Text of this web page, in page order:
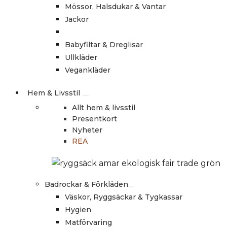
Mössor, Halsdukar & Vantar
Jackor
Babyfiltar & Dreglisar
Ullkläder
Vegankläder
Hem & Livsstil
Allt hem & livsstil
Presentkort
Nyheter
REA
Badrockar & Förkläden
Väskor, Ryggsäckar & Tygkassar
Hygien
Matförvaring